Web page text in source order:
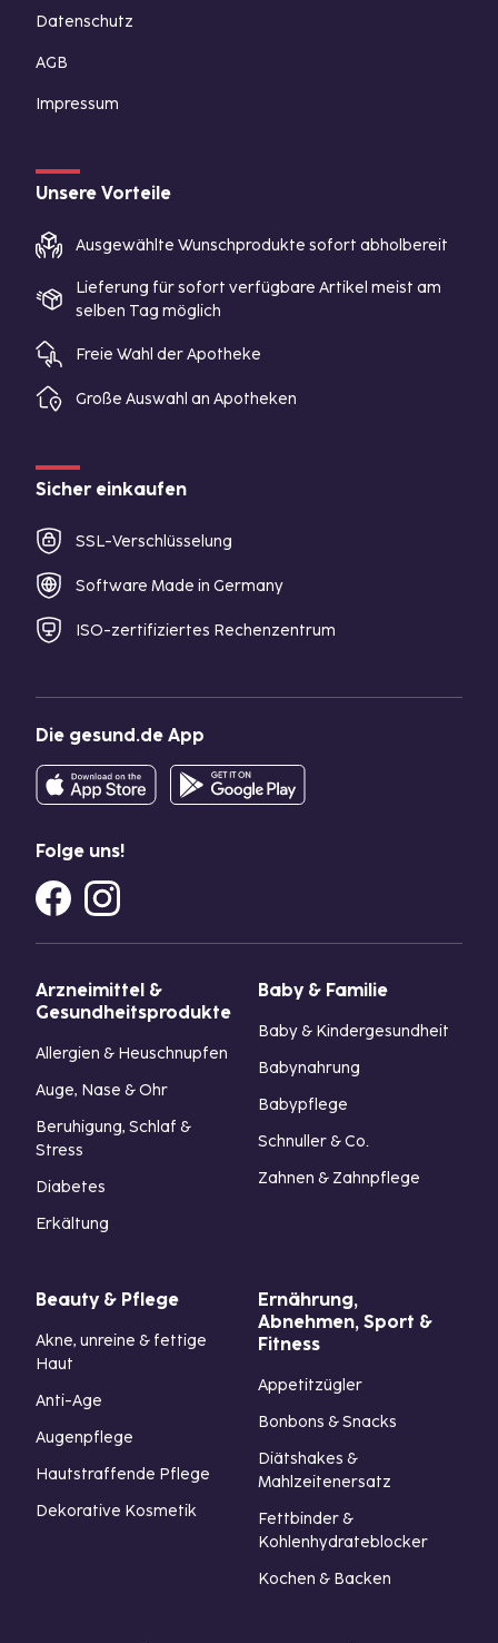
Datenschutz
AGB
Impressum
Unsere Vorteile
Ausgewählte Wunschprodukte sofort abholbereit
Lieferung für sofort verfügbare Artikel meist am
selben Tag möglich
Freie Wahl der Apotheke
Große Auswahl an Apotheken
Sicher einkaufen
SSL-Verschlüsselung
Software Made in Germany
ISO-zertifiziertes Rechenzentrum
Die gesund.de App
Folge uns!
Arzneimittel &
Gesundheitsprodukte
Allergien & Heuschnupfen
Auge, Nase & Ohr
Beruhigung, Schlaf &
Stress
Diabetes
Erkältung
Baby & Familie
Baby & Kindergesundheit
Babynahrung
Babypflege
Schnuller & Co.
Zahnen & Zahnpflege
Beauty & Pflege
Akne, unreine & fettige
Haut
Anti-Age
Augenpflege
Hautstraffende Pflege
Dekorative Kosmetik
Ernährung,
Abnehmen, Sport &
Fitness
Appetitzügler
Bonbons & Snacks
Diätshakes &
Mahlzeitenersatz
Fettbinder &
Kohlenhydrateblocker
Kochen & Backen